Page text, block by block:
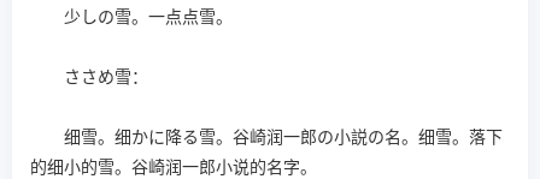
少しの雪。一点点雪。
ささめ雪：
细雪。细かに降る雪。谷崎润一郎の小説の名。细雪。落下
的细小的雪。谷崎润一郎小说的名字。